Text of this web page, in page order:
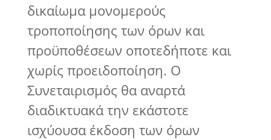
δικαίωμα μονομερούς
τροποποίησης των όρων και
προϋποθέσεων οποτεδήποτε και
χωρίς προειδοποίηση. Ο
Συνεταιρισμός θα αναρτά
διαδικτυακά την εκάστοτε
ισχύουσα έκδοση των όρων